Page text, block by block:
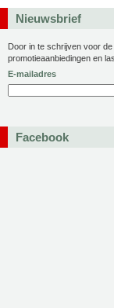
Nieuwsbrief
Door in te schrijven voor
promotieaanbiedingen en
E-mailadres
Facebook